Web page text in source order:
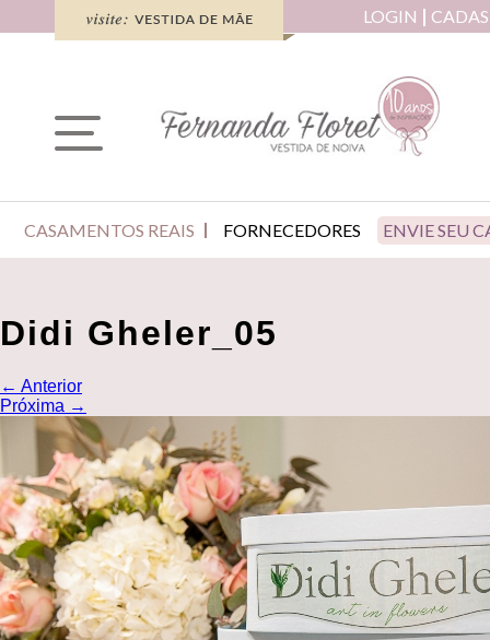
LOGIN
CASAMENTOS REAIS FORNECEDORES ENVIE SEU
Didi Gheler_05
← Anterior
Próxima →